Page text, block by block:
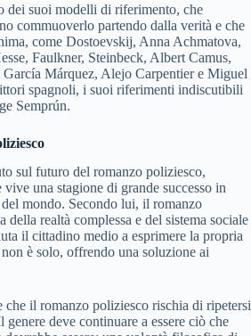
dei suoi modelli di riferimento, che
commuoverlo partendo dalla verità e che
come Dostoevskij, Anna Achmatova,
Faulkner, Steinbeck, Albert Camus,
Márquez, Alejo Carpentier e Miguel
spagnoli, i suoi riferimenti indiscutibili
Semprún.
sul futuro del romanzo poliziesco,
una stagione di grande successo in
mondo. Secondo lui, il romanzo
della realtà complessa e del sistema sociale
il cittadino medio a esprimere la propria
è solo, offrendo una soluzione ai
il romanzo poliziesco rischia di ripetersi
deve continuare a essere ciò che